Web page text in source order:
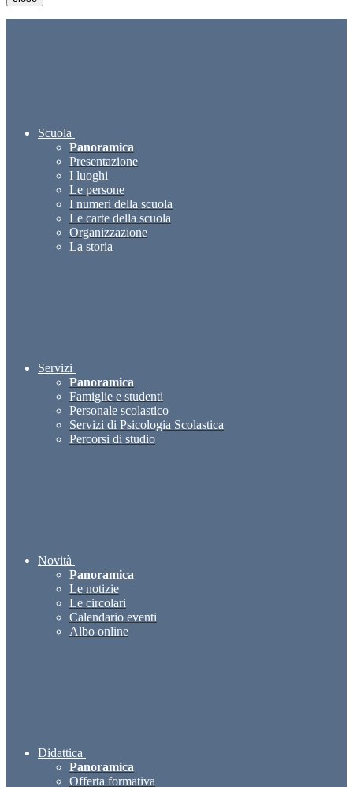
Scuola
Panoramica
Presentazione
I luoghi
Le persone
I numeri della scuola
Le carte della scuola
Organizzazione
La storia
Servizi
Panoramica
Famiglie e studenti
Personale scolastico
Servizi di Psicologia Scolastica
Percorsi di studio
Novità
Panoramica
Le notizie
Le circolari
Calendario eventi
Albo online
Didattica
Panoramica
Offerta formativa